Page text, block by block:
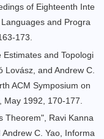
of Eighteenth Inte
and Progra
173.
and Topologi
Lovász, and Andrew C.
ACM Symposium on
1992, 170-177.
Theorem", Ravi Kanna
C. Yao, Informa